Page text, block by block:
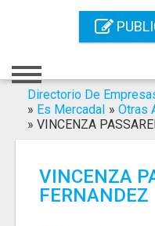
Registro
Contacto
Servicios SEO
Directorio De
» Es Mercadal » Otras
» VINCENZA
VINCENZA
FERNANDEZ